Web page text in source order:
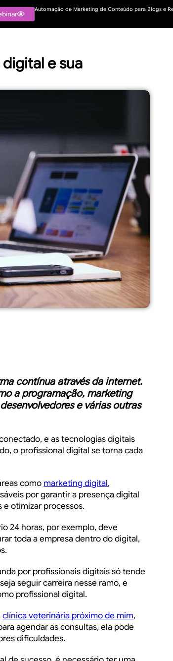
Automação de Marketing de Conteúdo para Blogs e
e sua
contínua através da internet.
a programação, marketing
e várias outras
e as tecnologias digitais
o profissional digital se torna cada
como marketing digital,
por garantir a presença digital
otimizar processos.
24 horas, por exemplo, deve
toda a empresa dentro do digital,
por profissionais digitais só tende
seguir carreira nesse ramo, e
profissional digital.
clínica veterinária próximo de mim,
agendar as consultas, ela pode
dificuldades.